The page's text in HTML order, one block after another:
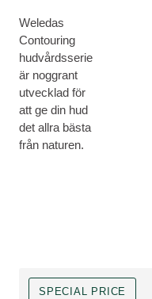
Weledas
Contouring
hudvårdsserie
är noggrant
utvecklad för
att ge din hud
det allra bästa
från naturen.
SPECIAL PRICE